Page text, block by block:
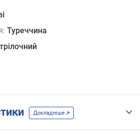
Туреччина
Докладніше